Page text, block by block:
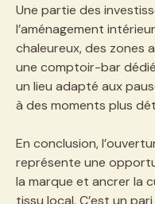
Une partie des
l’aménagement
chaleureux, des zones
une comptoir-bar
un lieu adapté aux
à des moments plus
En conclusion,
représente une
la marque et ancrer la
tissu local. C’est un